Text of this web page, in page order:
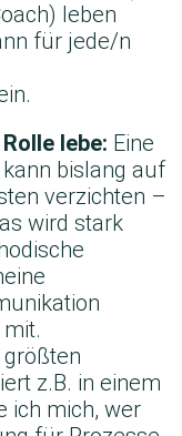
leben
für jede/n
lebe: Eine
bislang auf
verzichten –
wird stark
größten
z.B. in einem
ich mich, wer